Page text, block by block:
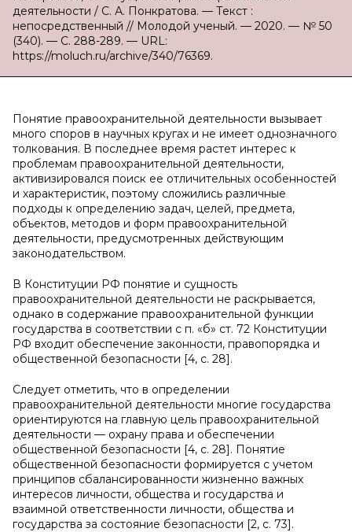
деятельности / С. А. Понкратова. — Текст :
непосредственный // Молодой ученый. — 2020. — № 50
(340). — С. 288-289. — URL:
https://moluch.ru/archive/340/76369.
Понятие правоохранительной деятельности вызывает
много споров в научных кругах и не имеет однозначного
толкования. В последнее время растет интерес к
проблемам правоохранительной деятельности,
активизировался поиск ее отличительных особенностей
и характеристик, поэтому сложились различные
подходы к определению задач, целей, предмета,
объектов, методов и форм правоохранительной
деятельности, предусмотренных действующим
законодательством.
В Конституции РФ понятие и сущность
правоохранительной деятельности не раскрывается,
однако в содержание правоохранительной функции
государства в соответствии с п. «б» ст. 72 Конституции
РФ входит обеспечение законности, правопорядка и
общественной безопасности [4, с. 28].
Следует отметить, что в определении
правоохранительной деятельности многие государства
ориентируются на главную цель правоохранительной
деятельности — охрану права и обеспечении
общественной безопасности [4, с. 28]. Понятие
общественной безопасности формируется с учетом
принципов сбалансированности жизненно важных
интересов личности, общества и государства и
взаимной ответственности личности, общества и
государства за состояние безопасности [2, с. 73].